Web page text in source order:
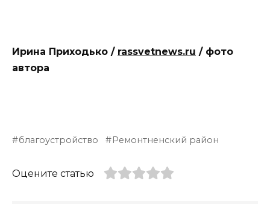
Ирина Приходько / rassvetnews.ru / фото
автора
благоустройство Ремонтненский район
Оцените статью